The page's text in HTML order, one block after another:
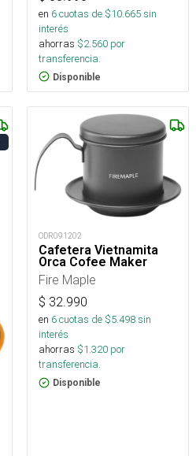
en 6cuotas de $10.665sin
interés
ahorras $2.560 por
transferencia.
Disponible
ODR091202
Cafetera Vietnamita
Orca Cofee Maker
Fire Maple
$ 32.990
en 6cuotas de $5.498sin
interés
ahorras $1.320 por
transferencia.
Disponible